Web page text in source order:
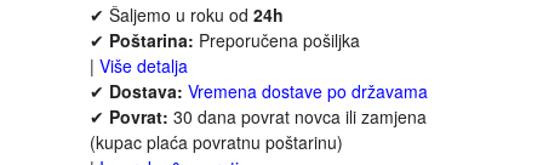
INTERNET I RAČUNARI
ISTORIJSKI
✔ Šaljemo u roku od 24h
✔ Poštarina: Preporučena pošiljka
| Više detalja
✔ Dostava: Vremena dostave po državama
✔ Povrat: 30 dana povrat novca ili zamjena
(kupac plaća povratnu poštarinu)